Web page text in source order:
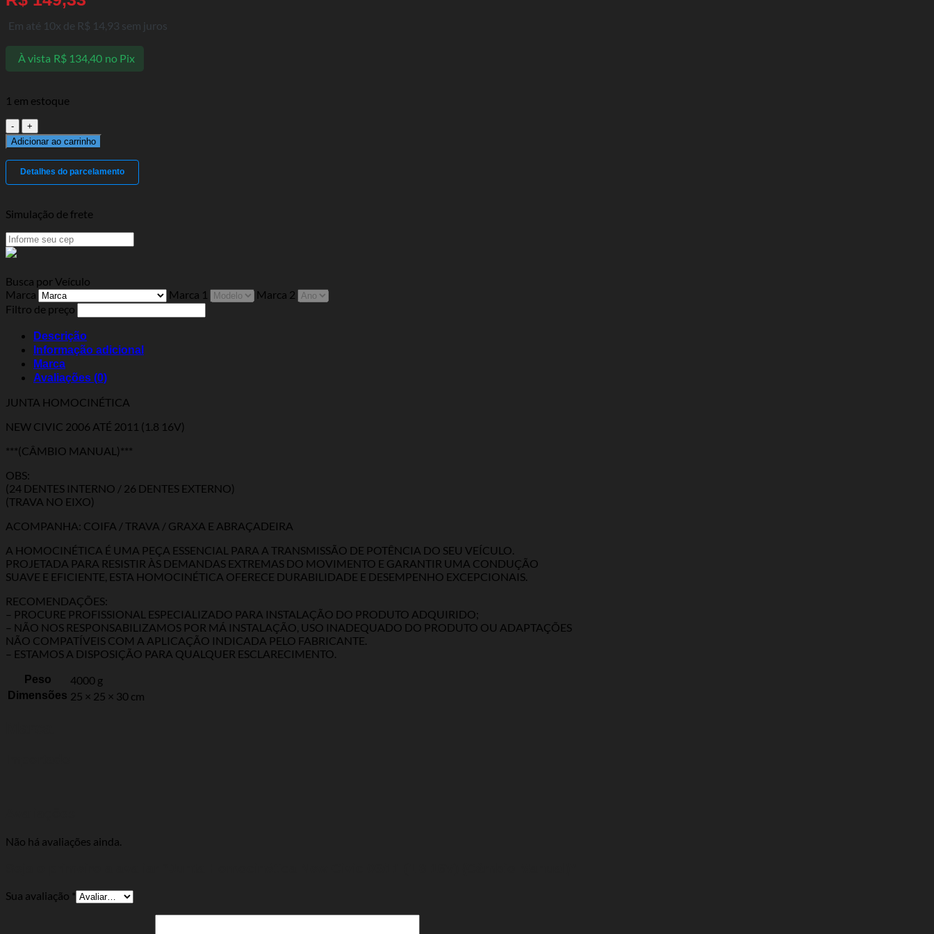
Em até 10x de R$ 14,93 sem juros
À vista R$134,40 no Pix
1 em estoque
Junta
Homocinética
New
Civic
06/11
(Câmbio
Manual)
quantidade
Adicionar ao carrinho
Detalhes do parcelamento
Simulação de frete
Busca por Veículo
Marca
Marca 1
Marca 2
Filtro de preço
Descrição
Informação adicional
Marca
Avaliações (0)
JUNTA HOMOCINÉTICA
NEW CIVIC 2006 ATÉ 2011 (1.8 16V)
***(CÂMBIO MANUAL)***
OBS:
(24 DENTES INTERNO / 26 DENTES EXTERNO)
(TRAVA NO EIXO)
ACOMPANHA: COIFA / TRAVA / GRAXA E ABRAÇADEIRA
A HOMOCINÉTICA É UMA PEÇA ESSENCIAL PARA A TRANSMISSÃO DE POTÊNCIA DO SEU VEÍCULO.
PROJETADA PARA RESISTIR ÀS DEMANDAS EXTREMAS DO MOVIMENTO E GARANTIR UMA CONDUÇÃO
SUAVE E EFICIENTE, ESTA HOMOCINÉTICA OFERECE DURABILIDADE E DESEMPENHO EXCEPCIONAIS.
RECOMENDAÇÕES:
– PROCURE PROFISSIONAL ESPECIALIZADO PARA INSTALAÇÃO DO PRODUTO ADQUIRIDO;
– NÃO NOS RESPONSABILIZAMOS POR MÁ INSTALAÇÃO, USO INADEQUADO DO PRODUTO OU ADAPTAÇÕES
NÃO COMPATÍVEIS COM A APLICAÇÃO INDICADA PELO FABRICANTE.
– ESTAMOS A DISPOSIÇÃO PARA QUALQUER ESCLARECIMENTO.
Peso 4000 g
Dimensões 25 × 25 × 30 cm
Não há avaliações ainda.
Sua avaliação *